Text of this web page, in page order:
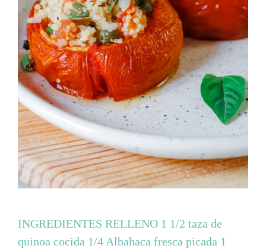
INGREDIENTES RELLENO 1 1/2 taza de
quinoa cocida 1/4 Albahaca fresca picada 1